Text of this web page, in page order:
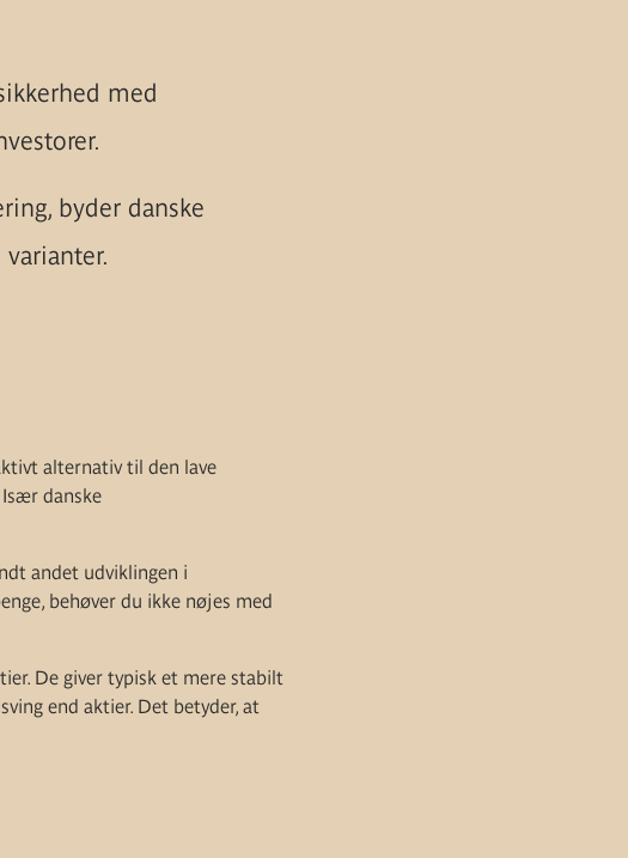
med
byder danske
alternativ til den lave
danske
andet udviklingen i
behøver du ikke nøjes med
De giver typisk et mere stabilt
end aktier. Det betyder, at